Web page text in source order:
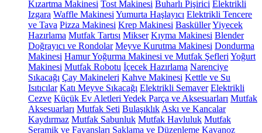
Kızartma Makinesi Tost Makinesi Buharlı Pişirici Elektrikli
Izgara Waffle Makinesi Yumurta Haşlayıcı Elektrikli Tencere
ve Tava Pizza Makinesi Krep Makinesi BasküllerYiyecek
Hazırlama Mutfak Tartısı Mikser Kıyma Makinesi Blender
Doğrayıcı ve Rondolar Meyve Kurutma Makinesi Dondurma
Makinesi Hamur Yoğurma Makinesi ve Mutfak Şefleri Yoğurt
Makinesi Mutfak Robotu İçecek Hazırlama Narenciye
Sıkacağı Çay Makineleri Kahve Makinesi Kettle ve Su
Isıtıcılar Katı Meyve Sıkacağı Elektrikli Semaver Elektrikli
Cezve Küçük Ev Aletleri Yedek Parça ve Aksesuarları Mutfak
Aksesuarları Mutfak Seti Bulaşıklık Askı ve Kancalar
Kaydırmaz Mutfak Sabunluk Mutfak Havluluk Mutfak
Seramik ve Fayansları Saklama ve Düzenleme Kavanoz